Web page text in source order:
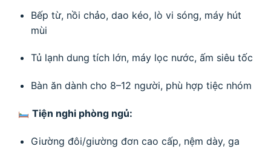
Bếp từ, nồi chảo, dao kéo, lò vi sóng, máy hút
mùi
Tủ lạnh dung tích lớn, máy lọc nước, ấm siêu tốc
Bàn ăn dành cho 8–12 người, phù hợp tiệc nhóm
Tiện nghi phòng ngủ:
Giường đôi/giường đơn cao cấp, nệm dày, ga